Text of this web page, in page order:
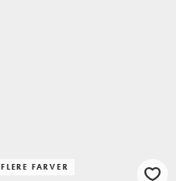
FLERE FARVER